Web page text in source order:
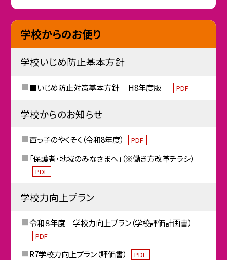
学校からのお便り
学校いじめ防止基本方針
■いじめ防止対策基本方針 H8年度版 PDF
学校からのお知らせ
西っ子のやくそく（令和8年度） PDF
「保護者・地域のみなさまへ」（※働き方改革チラシ）
PDF
学校力向上プラン
令和８年度 学校力向上プラン（学校評価計画書）
PDF
R7学校力向上プラン（評価書） PDF